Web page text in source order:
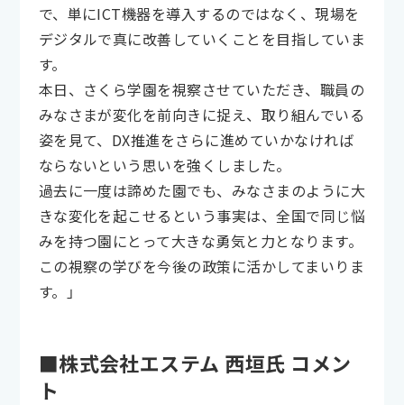
で、単にICT機器を導入するのではなく、現場を
デジタルで真に改善していくことを目指していま
す。
本日、さくら学園を視察させていただき、職員の
みなさまが変化を前向きに捉え、取り組んでいる
姿を見て、DX推進をさらに進めていかなければ
ならないという思いを強くしました。
過去に一度は諦めた園でも、みなさまのように大
きな変化を起こせるという事実は、全国で同じ悩
みを持つ園にとって大きな勇気と力となります。
この視察の学びを今後の政策に活かしてまいりま
す。」
■株式会社エステム 西垣氏 コメン
ト